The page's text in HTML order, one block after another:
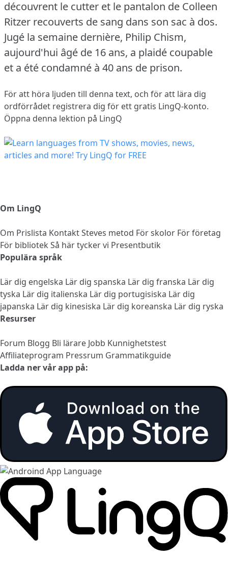
découvrent le cutter et le pantalon de Colleen
Ritzer recouverts de sang dans son sac à dos.
Jugé la semaine dernière, Philip Chism,
aujourd'hui âgé de 16 ans, a plaidé coupable
et a été condamné à 40 ans de prison.
För att höra ljuden till denna text, och för att lära dig
ordförrådet registrera dig för ett gratis LingQ-konto.
Öppna denna lektion på LingQ
Om LingQ
Om Prislista KontaktSteves metod För skolor För företag
För bibliotek Så här tycker vi Presentbutik
Populära språk
Lär dig engelska Lär dig spanska Lär dig franska Lär dig
tyska Lär dig italienska Lär dig portugisiska Lär dig
japanska Lär dig kinesiska Lär dig koreanska Lär dig ryska
Resurser
Forum Blogg Bli lärare Jobb Kunnighetstest
Affiliateprogram Pressrum Grammatikguide
Ladda ner vår app på: